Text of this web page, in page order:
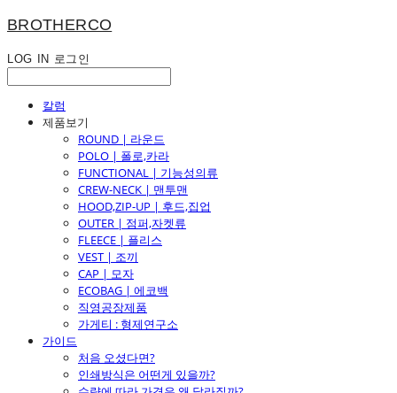
BROTHERCO
LOG IN 로그인
칼럼
제품보기
ROUND | 라운드
POLO | 폴로,카라
FUNCTIONAL | 기능성의류
CREW-NECK | 맨투맨
HOOD,ZIP-UP | 후드,집업
OUTER | 점퍼,자켓류
FLEECE | 플리스
VEST | 조끼
CAP | 모자
ECOBAG | 에코백
직영공장제품
가게티 : 형제연구소
가이드
처음 오셨다면?
인쇄방식은 어떤게 있을까?